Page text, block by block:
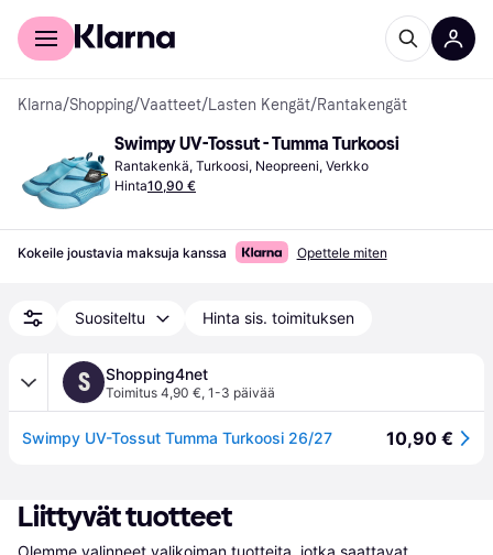
Kuluttajille
Klarna/Shopping/Vaatteet/Lasten Kengät/Rantakengät
Swimpy UV-Tossut - Tumma Turkoosi
Rantakenkä, Turkoosi, Neopreeni, Verkko
Hinta10,90 €
Kokeile joustavia maksuja kanssa Opettele miten
Suositeltu Hinta sis. toimituksen
S Shopping4net
Toimitus 4,90 €, 1-3 päivää
Swimpy UV-Tossut Tumma Turkoosi 26/27 10,90 €
Liittyvät tuotteet
Olemme valinneet valikoiman tuotteita, jotka saattavat